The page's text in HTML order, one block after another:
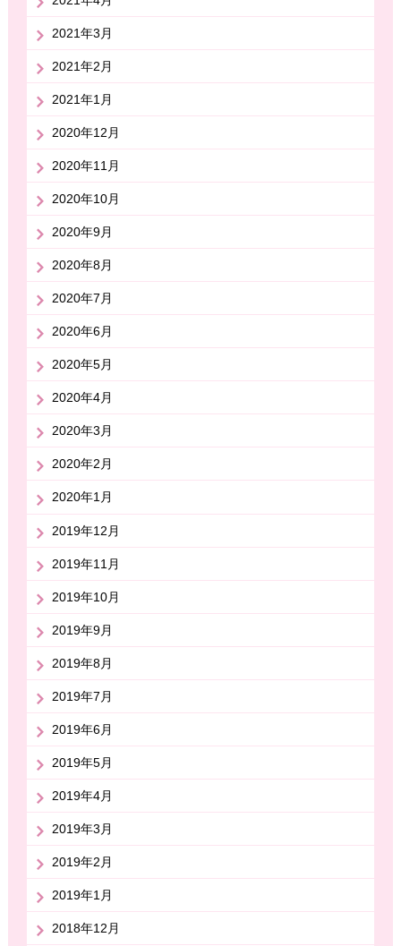
2021年3月
2021年2月
2021年1月
2020年12月
2020年11月
2020年10月
2020年9月
2020年8月
2020年7月
2020年6月
2020年5月
2020年4月
2020年3月
2020年2月
2020年1月
2019年12月
2019年11月
2019年10月
2019年9月
2019年8月
2019年7月
2019年6月
2019年5月
2019年4月
2019年3月
2019年2月
2019年1月
2018年12月